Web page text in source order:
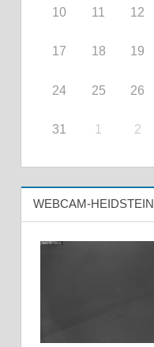
10 11 12
17 18 19
24 25 26
31 1 2
WEBCAM-HEIDSTEIN